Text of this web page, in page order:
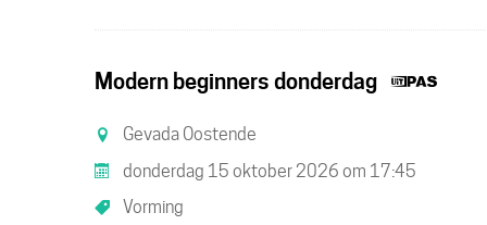
Modern beginners donderdag
Gevada Oostende
donderdag 15 oktober 2026 om 17:45
Vorming